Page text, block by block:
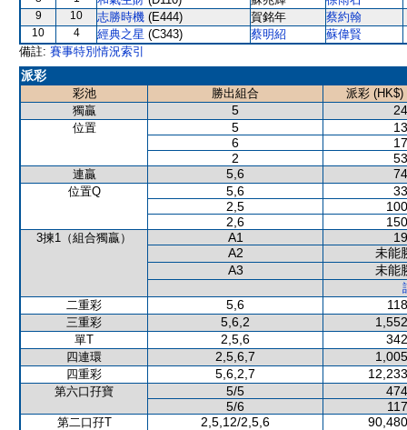
9 10 志勝時機 (E444) 賀銘年 蔡約翰
10 4 經典之星 (C343) 蔡明紹
蘇偉賢
備註: 賽事特別情況索引
派彩
彩池 勝出組合
派彩 (HK$)
獨贏
5
位置 5
6
2
連贏 5,6
位置Q 5,6
2,5
2,6
3揀1（組合獨贏） A1
A2
未能
A3
未能
二重彩
5,6
三重彩 5,6,2
單T 2,5,6
四連環 2,5,6,7
四重彩 5,6,2,7
第六口孖寶 5/5
5/6
第二口孖T 2,5,12/2,5,6